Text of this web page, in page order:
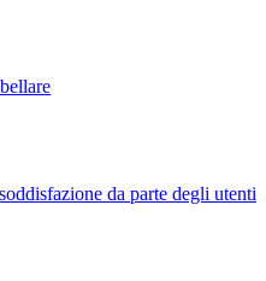
da parte degli utenti